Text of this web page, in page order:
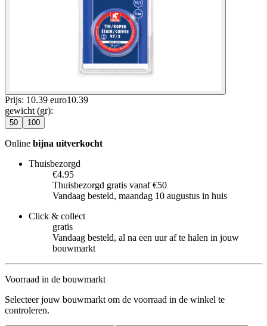
Prijs: 10.39 euro10.39
gewicht (gr):
50 100
Online bijna uitverkocht
Thuisbezorgd
€4.95
Thuisbezorgd gratis vanaf €50
Vandaag besteld, maandag 10 augustus in huis
Click & collect
gratis
Vandaag besteld, al na een uur af te halen in jouw
bouwmarkt
Voorraad in de bouwmarkt
Selecteer jouw bouwmarkt om de voorraad in de winkel te
controleren.